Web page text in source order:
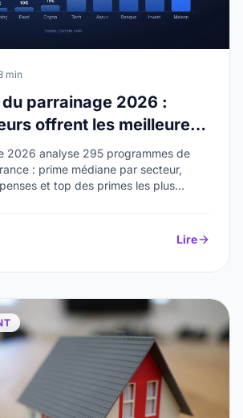
min
parrainage 2026 :
offrent les meilleures
2026 analyse 295 programmes de
: prime médiane par secteur,
et top des primes les plus
Lire